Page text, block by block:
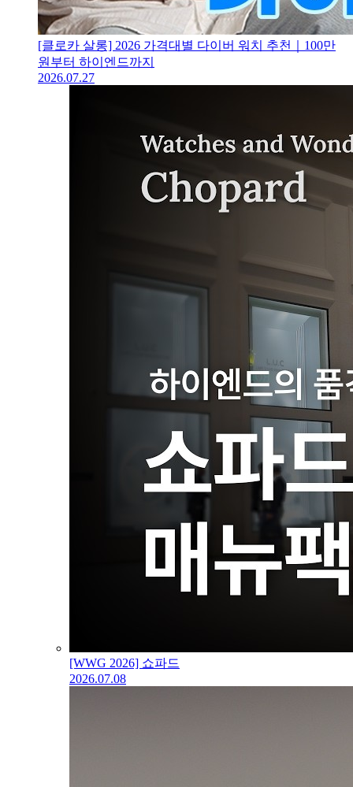
[클로카 살롱] 2026 가격대별 다이버 워치 추천｜100만
원부터 하이엔드까지
2026.07.27
[WWG 2026] 쇼파드
2026.07.08